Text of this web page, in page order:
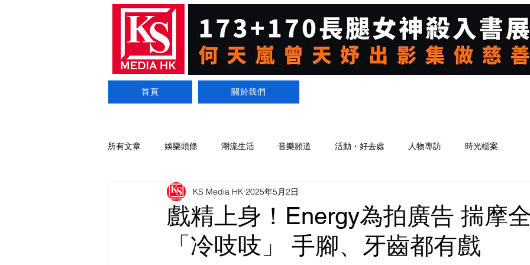
首頁 關於我們
所有文章 娛樂頭條 潮流生活 音樂頻道 活動・好去處 人物專訪 時光檔案
戲精上身！Energy為拍廣告 揣摩
「冷吱吱」 手腳、牙齒都有戲
KS Media HK 2025年5月2日